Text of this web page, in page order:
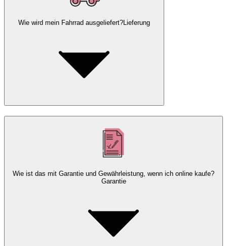
Wie wird mein Fahrrad ausgeliefert? Lieferung
Wie ist das mit Garantie und Gewährleistung, wenn ich online kaufe?
Garantie